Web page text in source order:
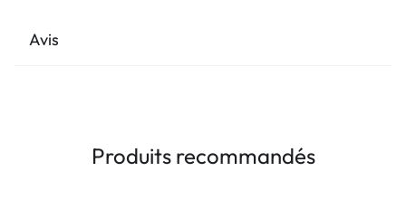
Avis
Produits recommandés